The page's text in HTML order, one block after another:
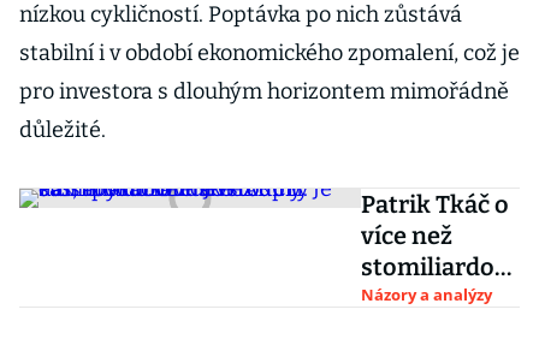
nízkou cykličností. Poptávka po nich zůstává
stabilní i v období ekonomického zpomalení, což je
pro investora s dlouhým horizontem mimořádně
důležité.
Patrik Tkáč o
více než
stomiliardov
ém J&T ARCH:
Názory a analýzy